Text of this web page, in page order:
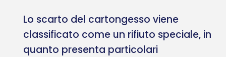
Lo scarto del cartongesso viene
classificato come un rifiuto speciale, in
quanto presenta particolari